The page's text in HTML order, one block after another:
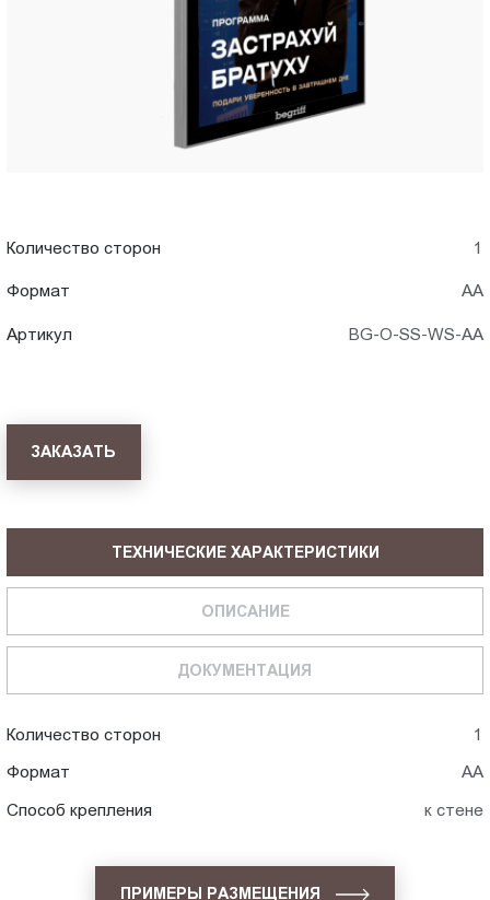
Количество сторон 1
Формат АА
Артикул BG-O-SS-WS-AA
ЗАКАЗАТЬ
ТЕХНИЧЕСКИЕ ХАРАКТЕРИСТИКИ
ОПИСАНИЕ
ДОКУМЕНТАЦИЯ
Количество сторон 1
Формат АА
Способ крепления к стене
ПРИМЕРЫ РАЗМЕЩЕНИЯ